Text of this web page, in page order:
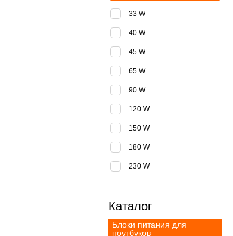
33 W
40 W
45 W
65 W
90 W
120 W
150 W
180 W
230 W
Каталог
Блоки питания для
ноутбуков